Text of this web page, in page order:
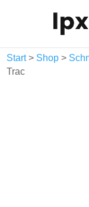
Start> Shop >
Trac